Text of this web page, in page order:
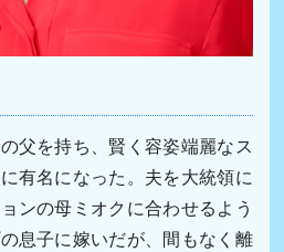
父を持ち、賢く容姿端麗なス
有名になった。夫を大統領に
ンの母ミオクに合わせるよう
息子に嫁いだが、間もなく離